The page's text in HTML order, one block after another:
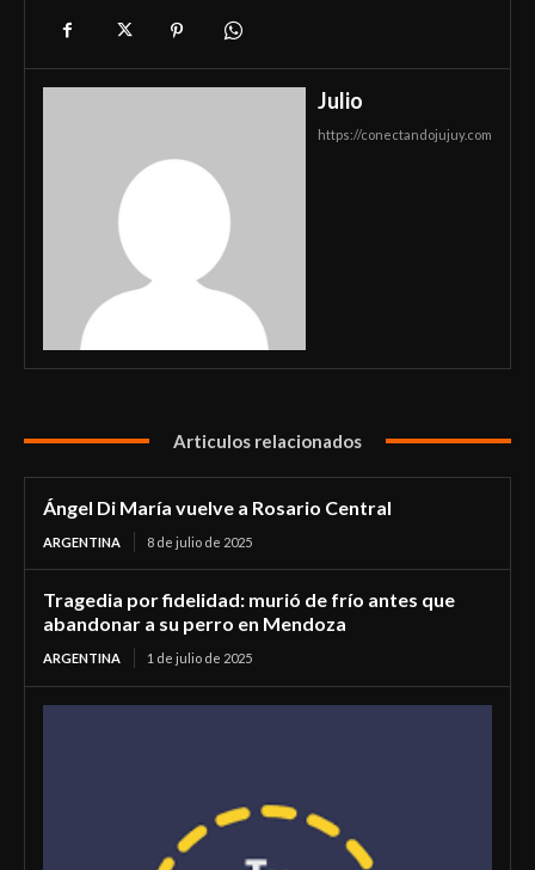
Julio
https://conectandojujuy.com
Articulos relacionados
Ángel Di María vuelve a Rosario Central
ARGENTINA 8 de julio de 2025
Tragedia por fidelidad: murió de frío antes que
abandonar a su perro en Mendoza
ARGENTINA 1 de julio de 2025